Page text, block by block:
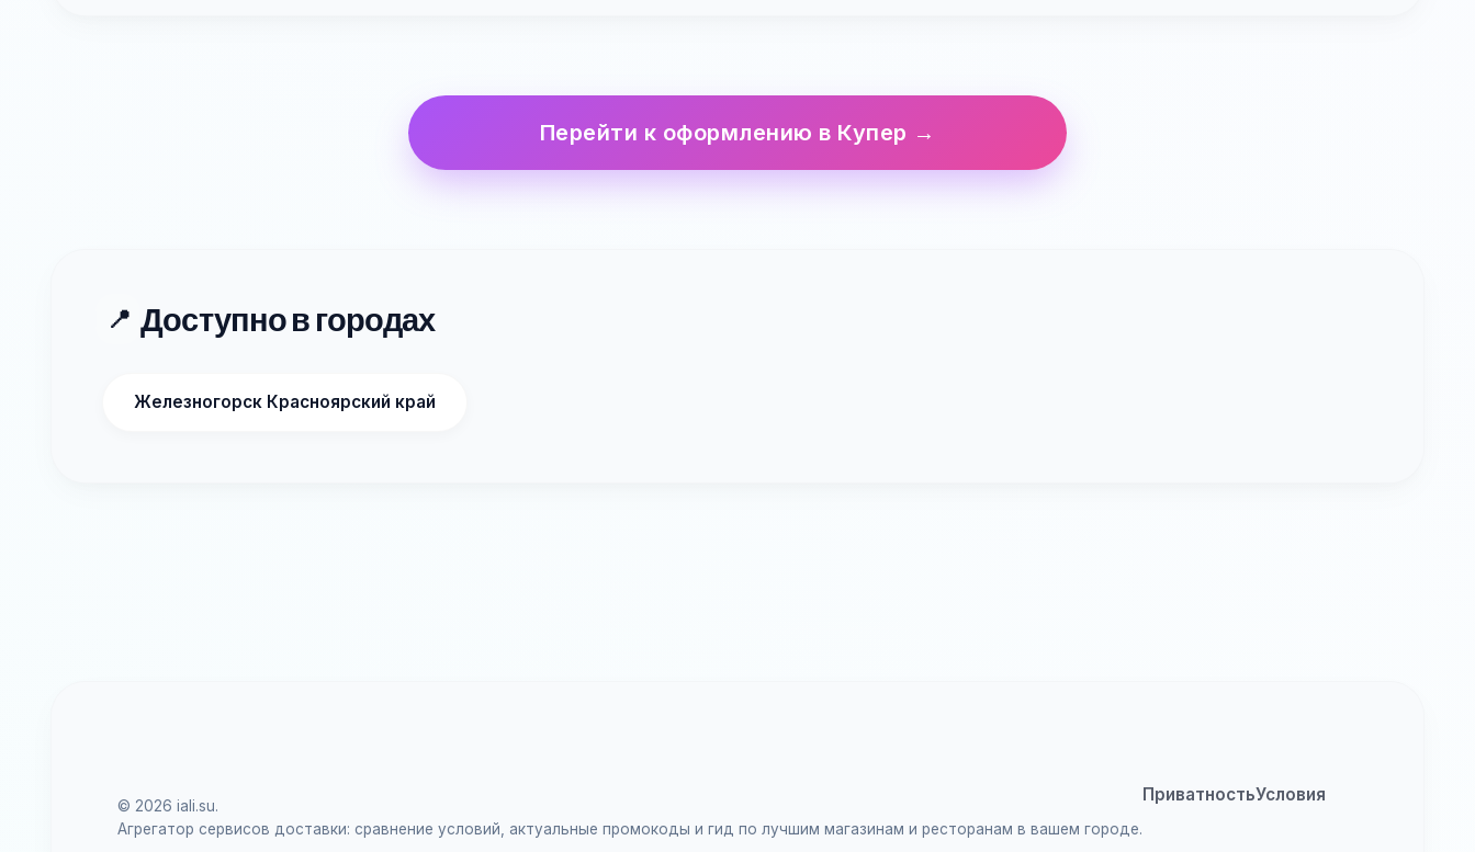
Перейти к оформлению в Купер →
📍 Доступно в городах
Железногорск Красноярский край
© 2026 iali.su.
Агрегатор сервисов доставки: сравнение условий, актуальные промокоды и гид по лучшим магазинам и ресторанам в вашем городе.
ПриватностьУсловия